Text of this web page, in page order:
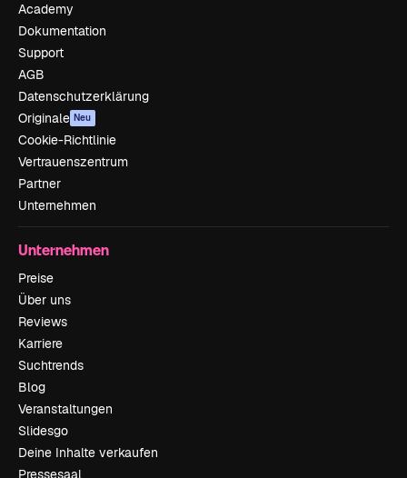
Academy
Dokumentation
Support
AGB
Datenschutzerklärung
Originale Neu
Cookie-Richtlinie
Vertrauenszentrum
Partner
Unternehmen
Unternehmen
Preise
Über uns
Reviews
Karriere
Suchtrends
Blog
Veranstaltungen
Slidesgo
Deine Inhalte verkaufen
Pressesaal